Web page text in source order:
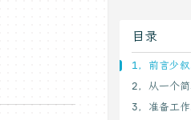
目录
1，前言少叙
2，从一个简
3，准备工作